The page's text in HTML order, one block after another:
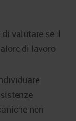
valutare se il
di lavoro
non